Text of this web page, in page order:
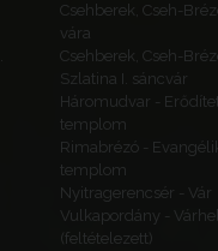
Csehberek, Cseh-
vára
Csehberek, Cseh-
Szlatina I. sáncvár
Háromudvar -
templom
Rimabrézó -
templom
Nyitragerencsér - Vár
Vulkapordány -
(feltételezett)